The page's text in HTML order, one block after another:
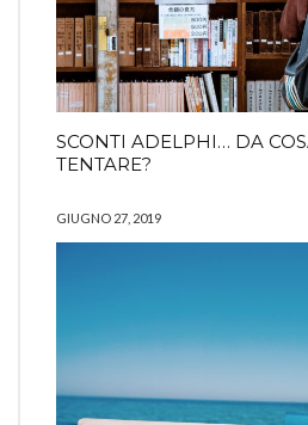
SCONTI ADELPHI… DA
TENTARE?
GIUGNO 27, 2019